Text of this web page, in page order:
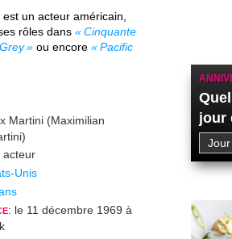
est un acteur américain,
rôles dans
Cinquante
ou encore
Pacific
Martini (Maximilian
acteur
Unis
: le 11 décembre 1969 à
jour